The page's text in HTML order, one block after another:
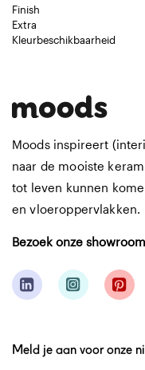
Finish
Extra
Kleurbeschikbaarheid
Moods inspireert
naar de mooiste
tot leven kunnen
en vloeroppervlakken.
Bezoek onze showroom
Meld je aan voor onze